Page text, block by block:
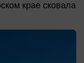
крае сковала